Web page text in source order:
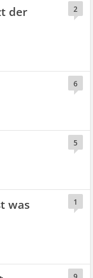
der
2
6
5
was
1